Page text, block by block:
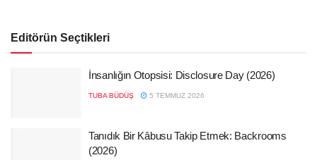
Editörün Seçtikleri
İnsanlığın Otopsisi: Disclosure Day (2026)
TUBA BÜDÜŞ 5 TEMMUZ 2026
Tanıdık Bir Kâbusu Takip Etmek: Backrooms
(2026)